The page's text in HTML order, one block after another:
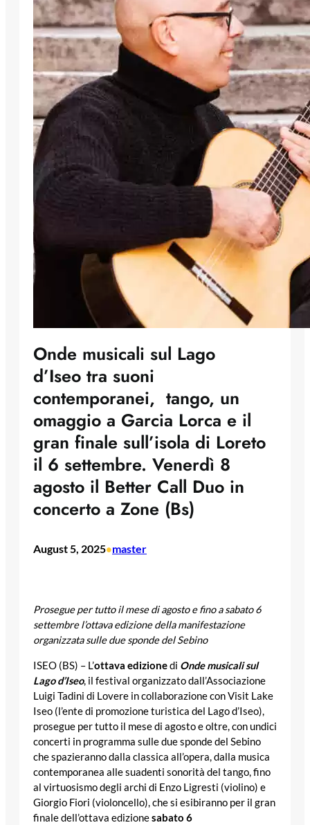
Onde musicali sul Lago
d’Iseo tra suoni
contemporanei, tango, un
omaggio a Garcia Lorca e il
gran finale sull’isola di Loreto
il 6 settembre. Venerdì 8
agosto il Better Call Duo in
concerto a Zone (Bs)
August 5, 2025•master
Prosegue per tutto il mese di agosto e fino a sabato 6
settembre l’ottava edizionedella manifestazione
organizzatasulle due sponde del Sebino
ISEO (BS) – L’ottava edizionedi Onde musicali sul
Lago d’Iseo, il festival organizzato dall’Associazione
Luigi Tadini di Lovere in collaborazione con Visit Lake
Iseo (l’ente di promozione turistica del Lago d’Iseo),
prosegue per tutto il mese di agosto e oltre, con undici
concerti in programma sulle due sponde del Sebino
che spazieranno dalla classica all’opera, dalla musica
contemporanea alle suadenti sonorità del tango, fino
al virtuosismo degli archi di Enzo Ligresti (violino) e
Giorgio Fiori (violoncello), che si esibiranno per il gran
finale dell’ottava edizionesabato 6